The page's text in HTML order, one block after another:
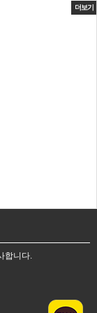
더보기
합니다.